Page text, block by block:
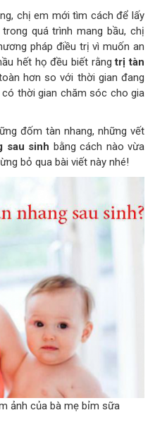
chị em mới tìm cách để lấy
quá trình mang bầu, chị
pháp điều trị vì muốn an
hết họ đều biết rằngtrị tàn
hơn so với thời gian đang
thời gian chăm sóc cho gia
đốm tàn nhang, những vết
sau sinh bằng cách nào vừa
bỏ qua bài viết này nhé!
ảnh của bà mẹ bỉm sữa